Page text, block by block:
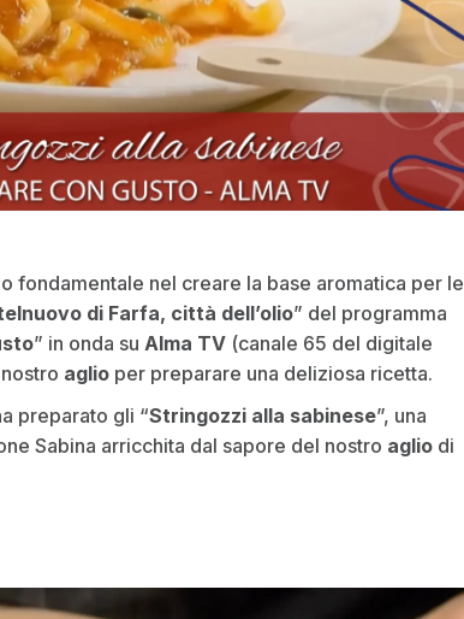
fondamentale nel creare la base aromatica per le
di Farfa, città dell’olio” del programma
” in onda su Alma TV (canale 65 del digitale
aglio per preparare una deliziosa ricetta.
preparato gli “Stringozzi alla sabinese”, una
Sabina arricchita dal sapore del nostro aglio di